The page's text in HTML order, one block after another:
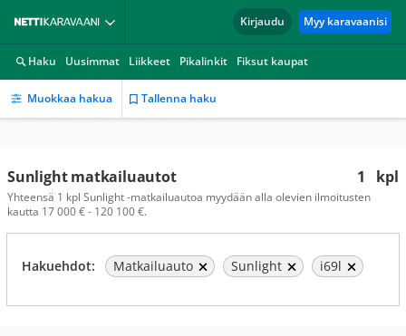
Kirjaudu Myy karavaanisi
Haku Uusimmat Liikkeet Pikalinkit Fiksut kaupat
Muokkaa hakua Tallenna haku
1 kpl
Sunlight matkailuautot
Yhteensä 1 kpl Sunlight -matkailuautoa myydään alla olevien ilmoitusten
kautta 17 000 € - 120 100 €.
Hakuehdot: Matkailuauto Sunlight i69l